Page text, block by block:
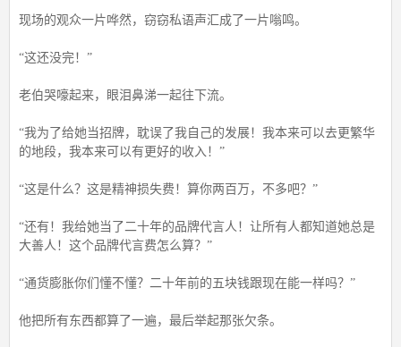
现场的观众一片哗然，窃窃私语声汇成了一片嗡鸣。
“这还没完！”
老伯哭嚎起来，眼泪鼻涕一起往下流。
“我为了给她当招牌，耽误了我自己的发展！我本来可以去更繁华
的地段，我本来可以有更好的收入！”
“这是什么？这是精神损失费！算你两百万，不多吧？”
“还有！我给她当了二十年的品牌代言人！让所有人都知道她总是
大善人！这个品牌代言费怎么算？”
“通货膨胀你们懂不懂？二十年前的五块钱跟现在能一样吗？”
他把所有东西都算了一遍，最后举起那张欠条。